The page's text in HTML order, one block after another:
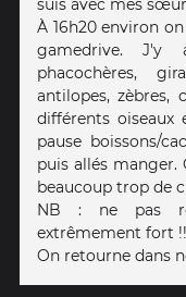
suis avec mes
À 16h20 environ
gamedrive. J'y
phacochères,
antilopes, zèbres,
différents
pause boissons/
puis allés
beaucoup trop de
NB : ne pas
extrêmement fort
On retourne dans